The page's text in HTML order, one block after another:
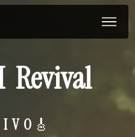
Revival
V O 🎸